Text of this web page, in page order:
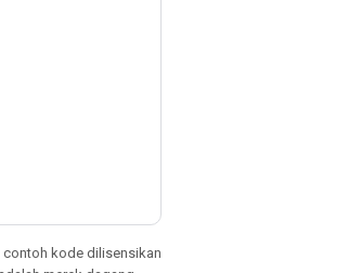
contoh kode dilisensikan